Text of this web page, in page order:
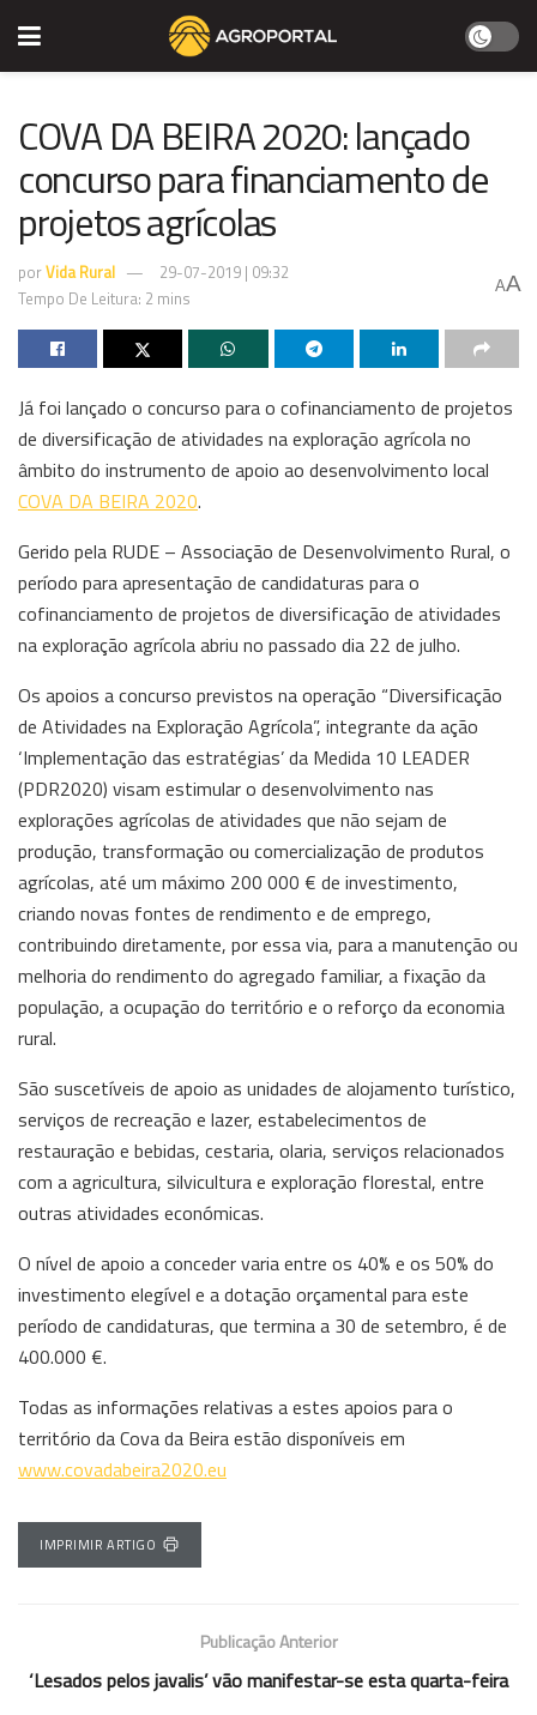
COVA DA BEIRA 2020: lançado
concurso para financiamento de
projetos agrícolas
porVida Rural
29-07-2019 | 09:32
Tempo De Leitura: 2 mins
AA
Já foi lançado o concurso para o cofinanciamento de projetos
de diversificação de atividades na exploração agrícola no
âmbito do instrumento de apoio ao desenvolvimento local
COVA DA BEIRA 2020.
Gerido pela RUDE – Associação de Desenvolvimento Rural, o
período para apresentação de candidaturas para o
cofinanciamento de projetos de diversificação de atividades
na exploração agrícola abriu no passado dia 22 de julho.
Os apoios a concurso previstos na operação “Diversificação
de Atividades na Exploração Agrícola”, integrante da ação
‘Implementação das estratégias’ da Medida 10 LEADER
(PDR2020) visam estimular o desenvolvimento nas
explorações agrícolas de atividades que não sejam de
produção, transformação ou comercialização de produtos
agrícolas, até um máximo 200 000 € de investimento,
criando novas fontes de rendimento e de emprego,
contribuindo diretamente, por essa via, para a manutenção ou
melhoria do rendimento do agregado familiar, a fixação da
população, a ocupação do território e o reforço da economia
rural.
São suscetíveis de apoio as unidades de alojamento turístico,
serviços de recreação e lazer, estabelecimentos de
restauração e bebidas, cestaria, olaria, serviços relacionados
com a agricultura, silvicultura e exploração florestal, entre
outras atividades económicas.
O nível de apoio a conceder varia entre os 40% e os 50% do
investimento elegível e a dotação orçamental para este
período de candidaturas, que termina a 30 de setembro, é de
400.000 €.
Todas as informações relativas a estes apoios para o
território da Cova da Beira estão disponíveis em
www.covadabeira2020.eu
IMPRIMIR ARTIGO
Publicação Anterior
‘Lesados pelos javalis’ vão manifestar-se esta quarta-feira